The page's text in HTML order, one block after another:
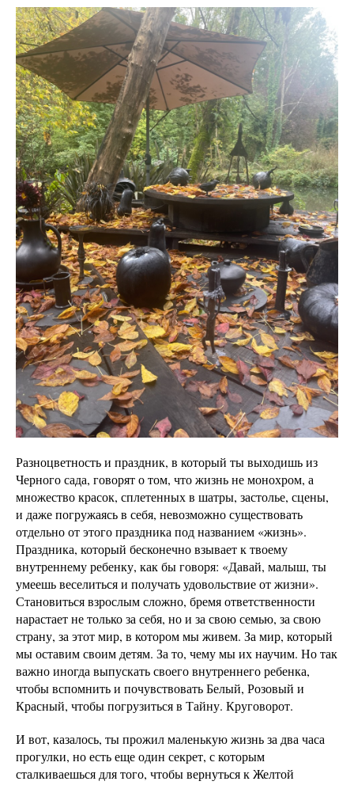
Разноцветность и праздник, в который ты выходишь из
Черного сада, говорят о том, что жизнь не монохром, а
множество красок, сплетенных в шатры, застолье, сцены,
и даже погружаясь в себя, невозможно существовать
отдельно от этого праздника под названием «жизнь».
Праздника, который бесконечно взывает к твоему
внутреннему ребенку, как бы говоря: «Давай, малыш, ты
умеешь веселиться и получать удовольствие от жизни».
Становиться взрослым сложно, бремя ответственности
нарастает не только за себя, но и за свою семью, за свою
страну, за этот мир, в котором мы живем. За мир, который
мы оставим своим детям. За то, чему мы их научим. Но так
важно иногда выпускать своего внутреннего ребенка,
чтобы вспомнить и почувствовать Белый, Розовый и
Красный, чтобы погрузиться в Тайну. Круговорот.
И вот, казалось, ты прожил маленькую жизнь за два часа
прогулки, но есть еще один секрет, с которым
сталкиваешься для того, чтобы вернуться к Желтой